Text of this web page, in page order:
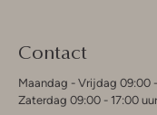
Contact
Maandag - Vrijdag 09:00
Zaterdag 09:00 - 17:00 uur